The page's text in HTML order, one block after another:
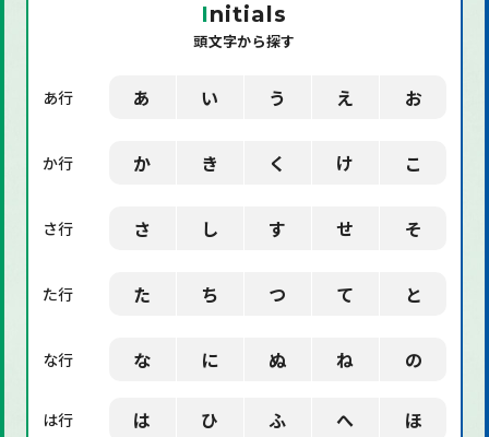
「環境」に関する用語
「業界用語」に関する用語
Initials
頭文字から探す
あ行 あ い う え お
か行 か き く け こ
さ行 さ し す せ そ
た行 た ち つ て と
な行 な に ぬ ね の
は行 は ひ ふ へ ほ